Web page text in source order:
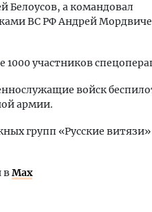
Белоусов, а командовал
ВС РФ Андрей
участников
войск
армии.
групп «Русские
вMax